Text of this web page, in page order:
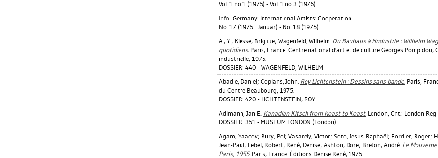
Vol. 1 no 1 (1975) - Vol. 1 no 3 (1976)
Info.. Germany: International Artists' Cooperation
No. 17 (1975 : Januar) - No. 18 (1975)
A., Y.; Klesse, Brigitte; Wagenfeld, Wilhelm. Du Bauhaus à l'industrie : Wilhelm
quotidiens. Paris, France: Centre national d'art et de culture Georges Pompidou,
industrielle, 1975.
DOSSIER: 440 - WAGENFELD, WILHELM
Abadie, Daniel; Coplans, John. Roy Lichtenstein : Dessins sans bande. Paris,
du Centre Beaubourg, 1975.
DOSSIER: 420 - LICHTENSTEIN, ROY
Adlmann, Jan E.. Kanadian Kitsch from Koast to Koast. London, Ont.: London
DOSSIER: 351 - MUSEUM LONDON (London)
Agam, Yaacov; Bury, Pol; Vasarely, Victor; Soto, Jesus-Raphaël; Bordier, Roger;
Jean-Paul; Lebel, Robert; René, Denise; Ashton, Dore; Breton, André. Le
Paris, 1955. Paris, France: Éditions Denise René, 1975.